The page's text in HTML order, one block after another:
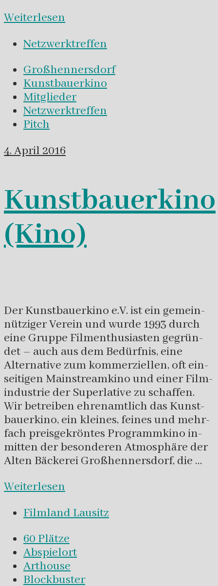
Weiterlesen
Netzwerktreffen
Großhennersdorf
Kunstbauerkino
Mitglieder
Netzwerktreffen
Pitch
4. April 2016
Kunstbauerkino
(Kino)
Der Kunstbauerkino e.V. ist ein gemein­
nütziger Verein und wurde 1993 durch
eine Gruppe Film­ent­husias­ten gegrün­
det – auch aus dem Bedürfnis, eine
Alter­na­tive zum kommer­ziellen, oft ein­
seitigen Main­stream­kino und einer Film­
industrie der Super­lative zu schaffen.
Wir betreiben ehren­­amtlich das Kunst­
bauer­­kino, ein kleines, feines und mehr­­
fach preis­gekröntes Programm­kino in­
mitten der beson­deren Atmos­phäre der
Alten Bäckerei Groß­henners­dorf, die …
Weiterlesen
Filmland Lausitz
60 Plätze
Abspielort
Arthouse
Blockbuster